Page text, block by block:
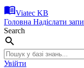
menu_bookViatec KB
Головна Надіслати
Search
search
Увійти